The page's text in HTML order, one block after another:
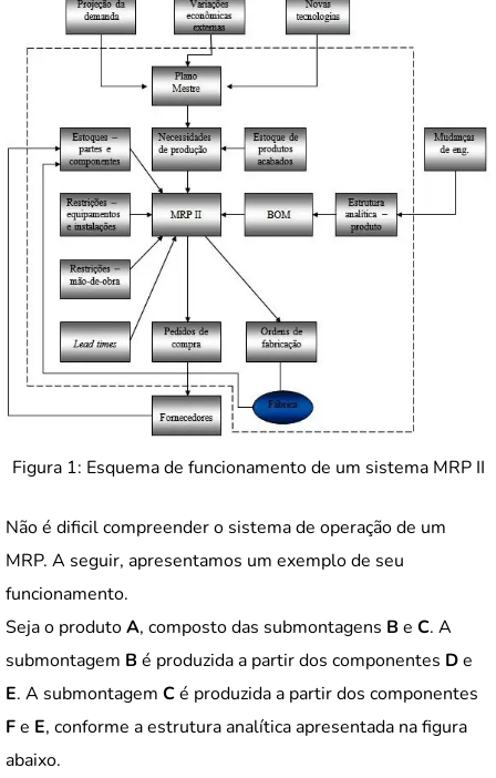
Figura 1: Esquema de funcionamento de um sistema MRP II
Não é dificil compreender o sistema de operação de um
MRP. A seguir, apresentamos um exemplo de seu
funcionamento.
Seja o produtoA, composto das submontagens Be C. A
submontagem Bé produzida a partir dos componentes De
E. A submontagem Cé produzida a partir dos componentes
Fe E, conforme a estrutura analítica apresentada na figura
abaixo.